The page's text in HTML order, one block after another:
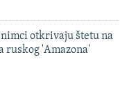
otkrivaju štetu na
ruskog 'Amazona'